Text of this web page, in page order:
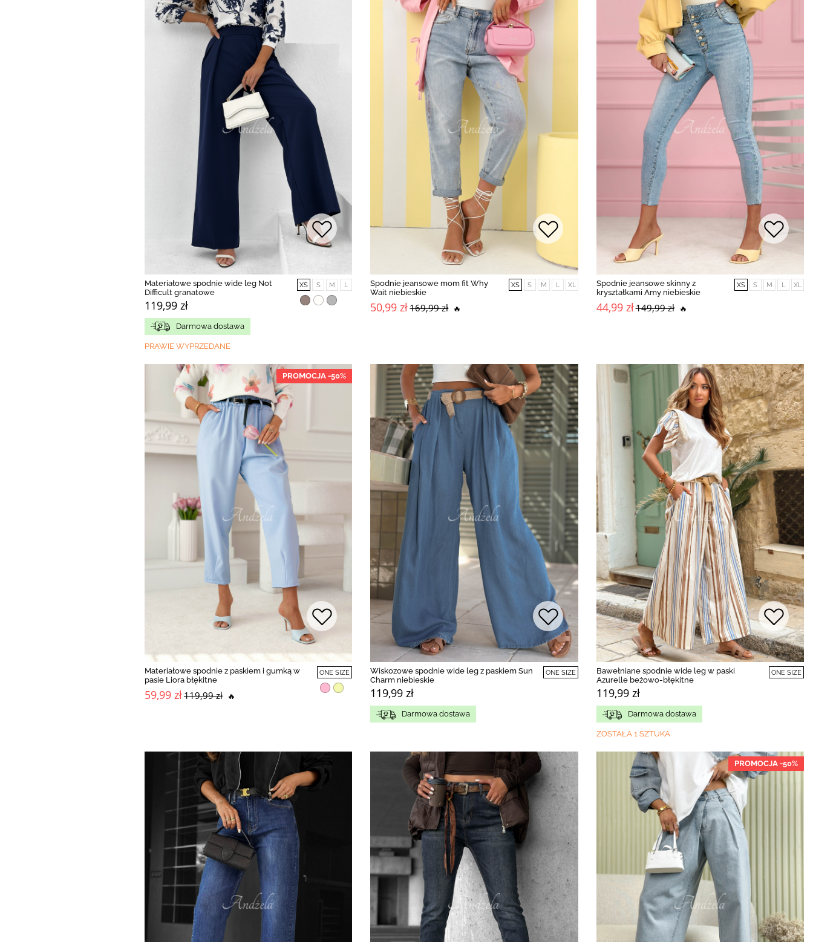
Materiałowe spodnie wide leg Not
Difficult granatowe
119,99 zł
XS S M L
Darmowa dostawa
PRAWIE WYPRZEDANE
Spodnie jeansowe mom fit Why
Wait niebieskie
50,99 zł169,99 zł 🔥
XS S M L XL
Spodnie jeansowe skinny z
kryształkami Amy niebieskie
44,99 zł149,99 zł 🔥
XS S M L XL
PROMOCJA -50%
Materiałowe spodnie z paskiem i gumką w
pasie Liora błękitne
59,99 zł119,99 zł 🔥
ONE SIZE
Wiskozowe spodnie wide leg z paskiem Sun
Charm niebieskie
119,99 zł
ONE SIZE
Darmowa dostawa
Bawełniane spodnie wide leg w paski
Azurelle beżowo-błękitne
119,99 zł
ONE SIZE
Darmowa dostawa
ZOSTAŁA 1 SZTUKA
PROMOCJA -50%